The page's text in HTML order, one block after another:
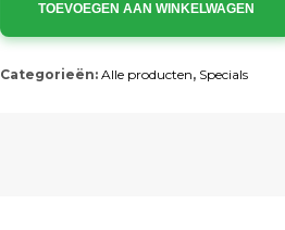
TOEVOEGEN AAN WINKELWAGEN
Categorieën: Alle producten, Specials